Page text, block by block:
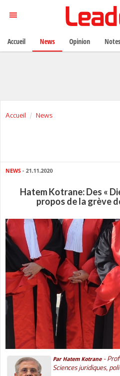
Accueil News
NEWS - 21.11.2020
Hatem Kotrane: Des «
propos de la grève
Par Hatem Kotrane-
Sciences juridiques,
Accueil News Opinion